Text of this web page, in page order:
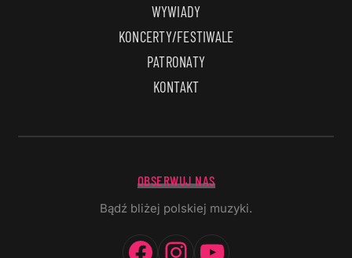
WYWIADY
KONCERTY/FESTIWALE
PATRONATY
KONTAKT
OBSERWUJ NAS
Bądź bliżej polskiej muzyki.
Facebook
Instagram